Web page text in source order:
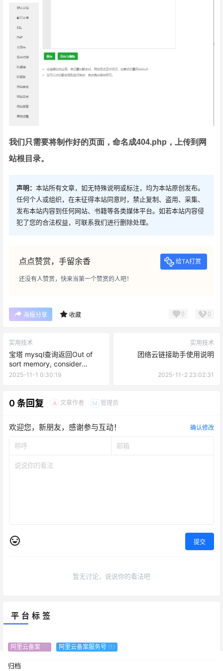
我们只需要将制作好的页面，命名成404.php，上传到网
站根目录。
声明： 本站所有文章，如无特殊说明或标注，均为本站原创发布。
任何个人或组织，在未征得本站同意时，禁止复制、盗用、采集、
发布本站内容到任何网站、书籍等各类媒体平台。如若本站内容侵
犯了您的合法权益，可联系我们进行删除处理。
点点赞赏，手留余香 给TA打赏
还没有人赞赏，快来当第一个赞赏的人吧！
海报分享 收藏 0 0
实用技术
宝塔 mysql查询返回Out of
sort memory, consider
increasing server sort 解决方
2025-11-1 0:30:19
实用技术
团络云链接助手使用说明
2025-11-2 23:02:31
0 条回复 A 文章作者 M 管理员
欢迎您，新朋友，感谢参与互动！ 确认修改
提交
暂无讨论，说说你的看法吧
平台标签
阿里云备案 (1) 阿里云备案服务号 (1)
归档